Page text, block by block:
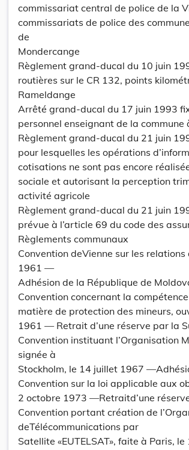
commissariat central de police de la
commissariats de police des
de
Mondercange
Règlement grand-ducal du 10 juin
routières sur le CR 132, points
Rameldange
Arrêté grand-ducal du 17 juin 1993
personnel enseignant de la commune
Règlement grand-ducal du 21 juin
pour lesquelles les opérations
cotisations ne sont pas encore
sociale et autorisant la perception
activité agricole
Règlement grand-ducal du 21 juin
prévue à l’article 69 du code des
Règlements communaux
Convention deVienne sur les
1961 —
Adhésion de la République de
Convention concernant la
matière de protection des mineurs,
1961 — Retrait d’une réserve par la
Convention instituant l’Organisation
signée à
Stockholm, le 14 juillet 1967
Convention sur la loi applicable aux
2 octobre 1973 —Retraitd’une
Convention portant création de
deTélécommunications par
Satellite «EUTELSAT», faite à Paris,